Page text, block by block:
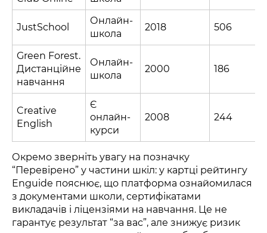
JustSchool
Онлайн-
школа
2018 506
Green Forest.
Дистанційне
навчання
Онлайн-
школа
2000 186
Creative
English
Є
онлайн-
курси
2008 244
Окремо зверніть увагу на позначку
“Перевірено” у частини шкіл: у картці рейтингу
Enguide пояснює, що платформа ознайомилася
з документами школи, сертифікатами
викладачів і ліцензіями на навчання. Це не
гарантує результат “за вас”, але знижує ризик